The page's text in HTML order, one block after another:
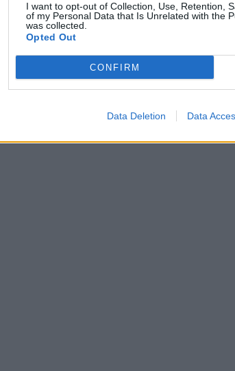
I want to opt-out of Collection, Use, Retention,
of my Personal Data that Is Unrelated with the
was collected.
Opted Out
CONFIRM
Data Deletion Data